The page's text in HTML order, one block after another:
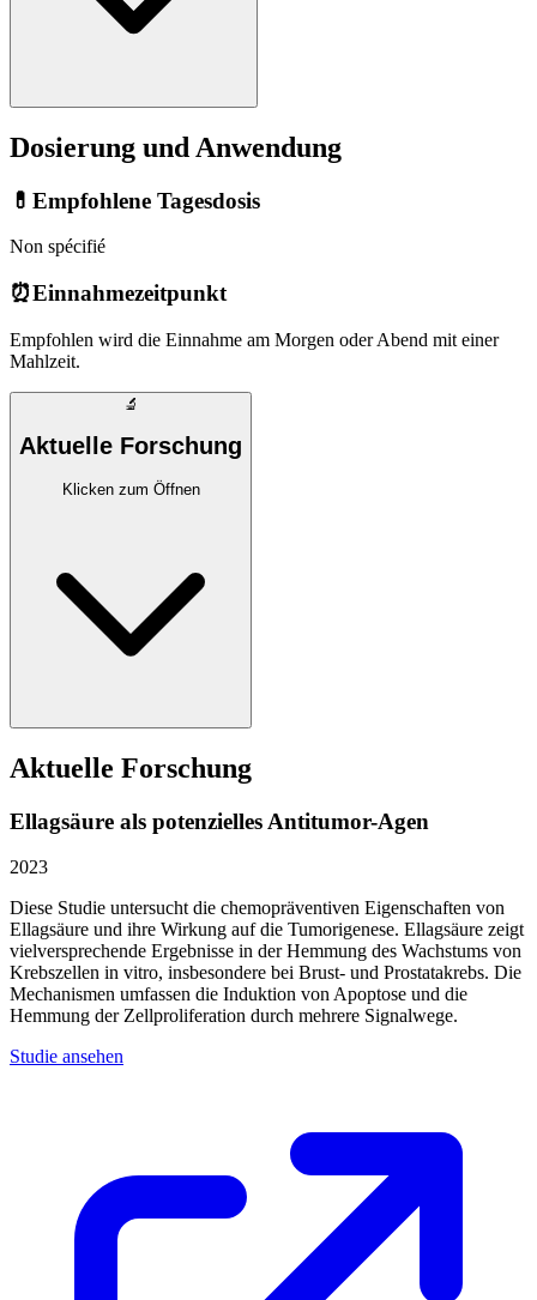
Dosierung und Anwendung
💊 Empfohlene Tagesdosis
Non spécifié
⏰Einnahmezeitpunkt
Empfohlen wird die Einnahme am Morgen oder Abend mit einer
Mahlzeit.
🔬
Aktuelle Forschung
Klicken zum Öffnen
Aktuelle Forschung
Ellagsäure als potenzielles Antitumor-Agen
2023
Diese Studie untersucht die chemopräventiven Eigenschaften von
Ellagsäure und ihre Wirkung auf die Tumorigenese. Ellagsäure zeigt
vielversprechende Ergebnisse in der Hemmung des Wachstums von
Krebszellen in vitro, insbesondere bei Brust- und Prostatakrebs. Die
Mechanismen umfassen die Induktion von Apoptose und die
Hemmung der Zellproliferation durch mehrere Signalwege.
Studie ansehen